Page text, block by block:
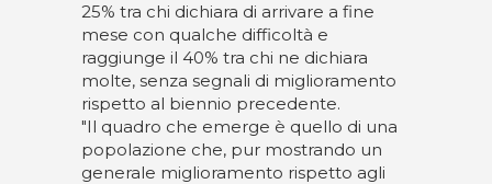
25% tra chi dichiara di arrivare a fine
mese con qualche difficoltà e
raggiunge il 40% tra chi ne dichiara
molte, senza segnali di miglioramento
rispetto al biennio precedente.
"Il quadro che emerge è quello di una
popolazione che, pur mostrando un
generale miglioramento rispetto agli